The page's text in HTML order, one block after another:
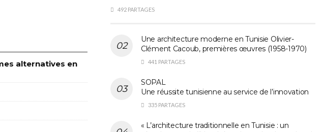
alternatives en
492 PARTAGES
Une architecture moderne en Tunisie Olivier-
Clément Cacoub, premières œuvres (1958-1970)
441 PARTAGES
SOPAL
Une réussite tunisienne au service de l’innovation
335 PARTAGES
« L’architecture traditionnelle en Tunisie : un